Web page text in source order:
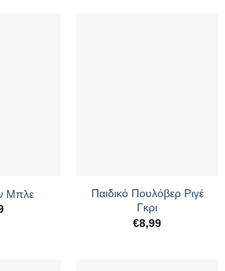
Μπλε
Παιδικό Πουλόβερ Ριγέ
Γκρι
€8,99